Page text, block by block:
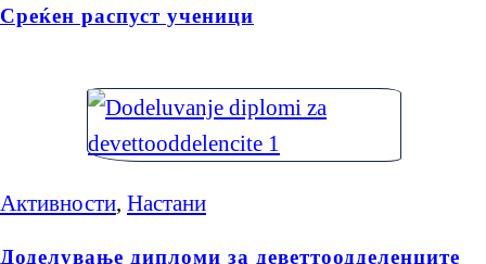
Среќен распуст ученици
Активности, Настани
Доделување дипломи за деветтоодделенците